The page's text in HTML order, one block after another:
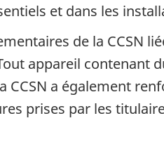
et dans les
de la CCSN
appareil contenant
CCSN a également
prises par les